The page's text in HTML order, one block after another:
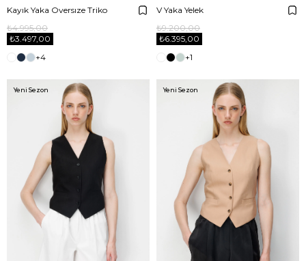
Kayık Yaka Oversıze Triko
₺3.497,00
₺4.995,00
+4
V Yaka Yelek
₺6.395,00
₺9.200,00
+1
Yeni Sezon Yeni Sezon